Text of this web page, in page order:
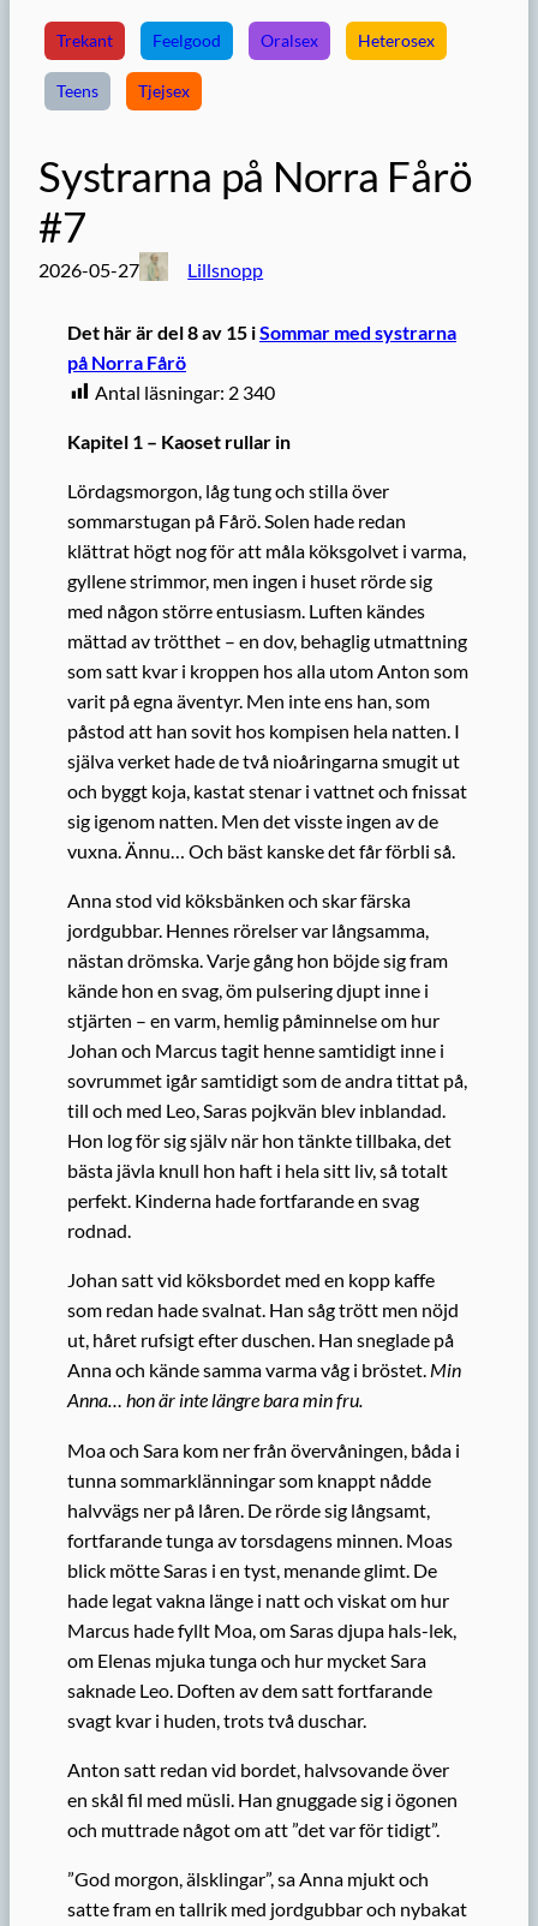
Trekant Feelgood Oralsex Heterosex
Teens Tjejsex
Systrarna på Norra Fårö
#7
2026-05-27 Lillsnopp
Det här är del 8 av 15 iSommar med systrarna
på Norra Fårö
Antal läsningar: 2 340
Kapitel 1 – Kaoset rullar in
Lördagsmorgon, låg tung och stilla över
sommarstugan på Fårö. Solen hade redan
klättrat högt nog för att måla köksgolvet i varma,
gyllene strimmor, men ingen i huset rörde sig
med någon större entusiasm. Luften kändes
mättad av trötthet – en dov, behaglig utmattning
som satt kvar i kroppen hos alla utom Anton som
varit på egna äventyr. Men inte ens han, som
påstod att han sovit hos kompisen hela natten. I
själva verket hade de två nioåringarna smugit ut
och byggt koja, kastat stenar i vattnet och fnissat
sig igenom natten. Men det visste ingen av de
vuxna. Ännu… Och bäst kanske det får förbli så.
Anna stod vid köksbänken och skar färska
jordgubbar. Hennes rörelser var långsamma,
nästan drömska. Varje gång hon böjde sig fram
kände hon en svag, öm pulsering djupt inne i
stjärten – en varm, hemlig påminnelse om hur
Johan och Marcus tagit henne samtidigt inne i
sovrummet igår samtidigt som de andra tittat på,
till och med Leo, Saras pojkvän blev inblandad.
Hon log för sig själv när hon tänkte tillbaka, det
bästa jävla knull hon haft i hela sitt liv, så totalt
perfekt. Kinderna hade fortfarande en svag
rodnad.
Johan satt vid köksbordet med en kopp kaffe
som redan hade svalnat. Han såg trött men nöjd
ut, håret rufsigt efter duschen. Han sneglade på
Anna och kände samma varma våg i bröstet. Min
Anna… hon är inte längre bara min fru.
Moa och Sara kom ner från övervåningen, båda i
tunna sommarklänningar som knappt nådde
halvvägs ner på låren. De rörde sig långsamt,
fortfarande tunga av torsdagens minnen. Moas
blick mötte Saras i en tyst, menande glimt. De
hade legat vakna länge i natt och viskat om hur
Marcus hade fyllt Moa, om Saras djupa hals-lek,
om Elenas mjuka tunga och hur mycket Sara
saknade Leo. Doften av dem satt fortfarande
svagt kvar i huden, trots två duschar.
Anton satt redan vid bordet, halvsovande över
en skål fil med müsli. Han gnuggade sig i ögonen
och muttrade något om att ”det var för tidigt”.
”God morgon, älsklingar”, sa Anna mjukt och
satte fram en tallrik med jordgubbar och nybakat